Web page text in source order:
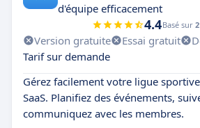
d'équipe efficacement
4.4Basé sur
Version gratuite Essai gratuit
Tarif sur demande
Gérez facilement votre ligue
SaaS. Planifiez des événements,
communiquez avec les membres.